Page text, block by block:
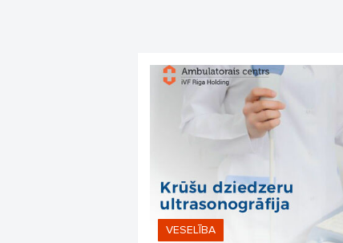
VESELĪBA